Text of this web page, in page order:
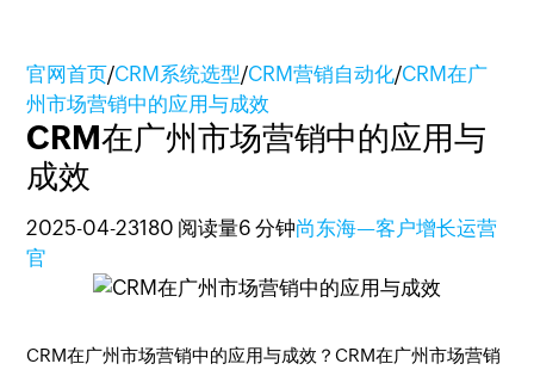
官网首页/CRM系统选型/CRM营销自动化/CRM在广
州市场营销中的应用与成效
CRM在广州市场营销中的应用与
成效
2025-04-23180 阅读量6 分钟尚东海—客户增长运营
官
CRM在广州市场营销中的应用与成效？CRM在广州市场营销